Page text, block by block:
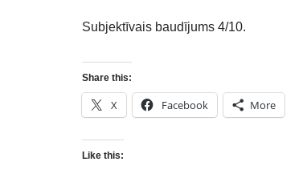
Subjektīvais baudījums 4/10.
Share this:
X Facebook More
Like this: